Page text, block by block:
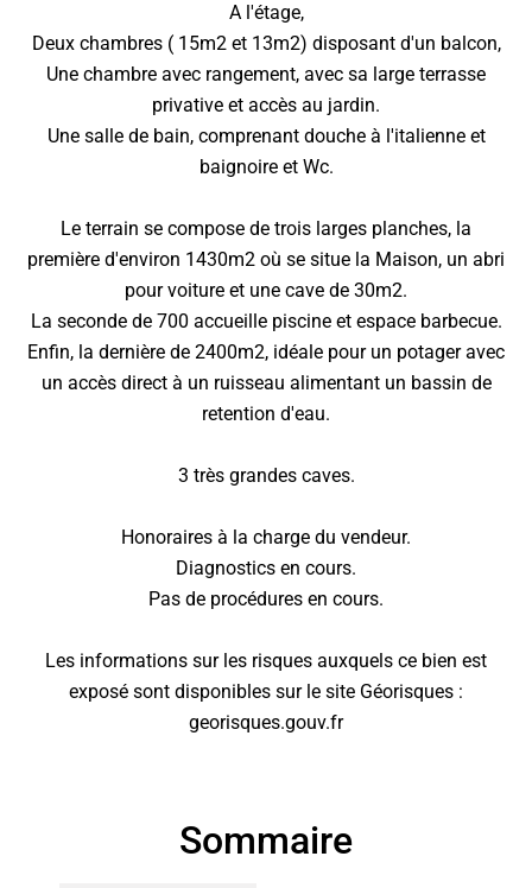
A l'étage,
Deux chambres ( 15m2 et 13m2) disposant d'un balcon,
Une chambre avec rangement, avec sa large terrasse
privative et accès au jardin.
Une salle de bain, comprenant douche à l'italienne et
baignoire et Wc.
Le terrain se compose de trois larges planches, la
première d'environ 1430m2 où se situe la Maison, un abri
pour voiture et une cave de 30m2.
La seconde de 700 accueille piscine et espace barbecue.
Enfin, la dernière de 2400m2, idéale pour un potager avec
un accès direct à un ruisseau alimentant un bassin de
retention d'eau.
3 très grandes caves.
Honoraires à la charge du vendeur.
Diagnostics en cours.
Pas de procédures en cours.
Les informations sur les risques auxquels ce bien est
exposé sont disponibles sur le site Géorisques :
georisques.gouv.fr
Sommaire